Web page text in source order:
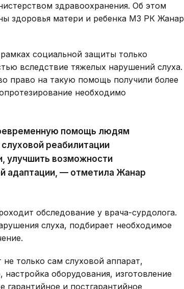
здравоохранения. Об этом
здоровья матери и ребенка МЗ РК Жанар
социальной защиты только
вследствие тяжелых нарушений слуха.
право на такую помощь получили более
необходимо
помощь людям
реабилитации
улучшить возможности
адаптации, — отметила Жанар
обследование у врача-сурдолога.
слуха, подбирает необходимое
только сам слуховой аппарат,
оборудования, изготовление
и постгарантийное